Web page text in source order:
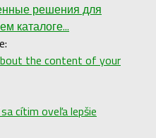
решения для
каталоге...
the content of your
cítim oveľa lepšie